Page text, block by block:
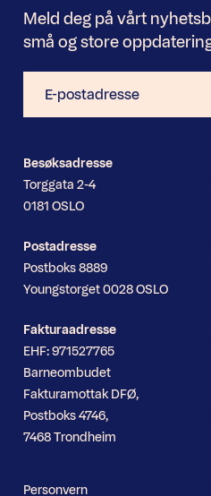
Meld deg på vårt
små og store
postadresse
Besøksadresse
Torggata 2-4
0181 OSLO
Postadresse
Postboks 8889
Youngstorget 0028 OSLO
Fakturaadresse
EHF: 971527765
Barneombudet
Fakturamottak DFØ,
Postboks 4746,
7468 Trondheim
Personvern